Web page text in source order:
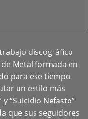
discográfico
Metal formada en
para ese tiempo
un estilo más
y “Suicidio Nefasto”
que sus seguidores